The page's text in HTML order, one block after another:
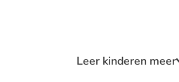
Leer kinderen meer